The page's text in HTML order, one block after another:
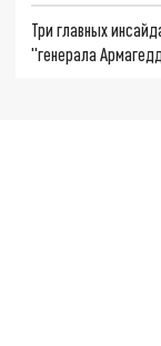
Три главных
"генерала